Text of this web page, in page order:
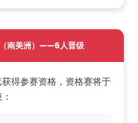
南美洲）——6人晋级
得参赛资格，资格赛将于